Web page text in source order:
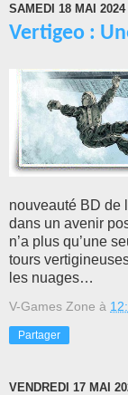
SAMEDI 18 MAI 2024
Vertigeo :
nouveauté BD de
dans un avenir
n’a plus qu’une
tours
les nuages…
V-Games Zone à
Partager
VENDREDI 17 MAI